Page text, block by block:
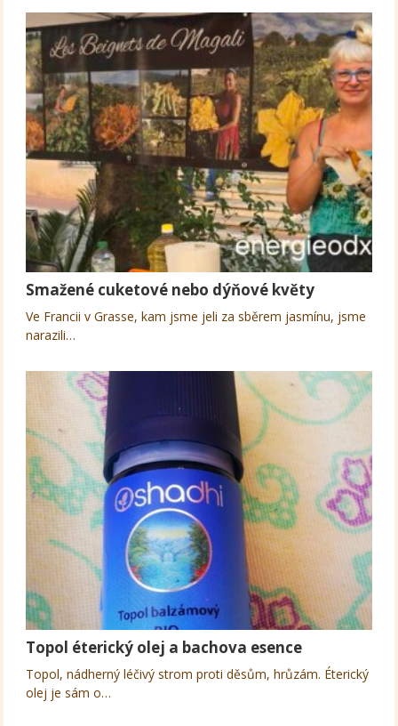
Smažené cuketové nebo dýňové květy
Ve Francii v Grasse, kam jsme jeli za sběrem jasmínu, jsme
narazili…
Topol éterický olej a bachova esence
Topol, nádherný léčivý strom proti děsům, hrůzám. Éterický
olej je sám o…